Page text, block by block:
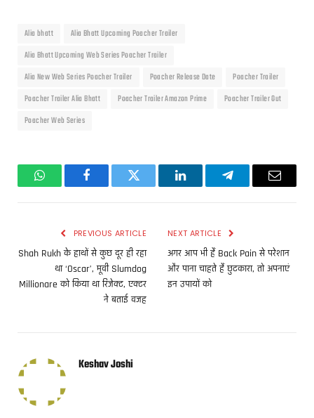
Alia bhatt
Alia Bhatt Upcoming Poacher Trailer
Alia Bhatt Upcoming Web Series Poacher Trailer
Alia New Web Series Poacher Trailer
Poacher Release Date
Poacher Trailer
Poacher Trailer Alia Bhatt
Poacher Trailer Amazon Prime
Poacher Trailer Out
Poacher Web Series
WhatsAppFacebookTwitter LinkedInTelegramEmail
PREVIOUS ARTICLE
Shah Rukh के हाथों से कुछ दूर ही रहा
था ‘Oscar’, मूवी Slumdog
Millionare को किया था रिजेक्ट, एक्टर
ने बताई वजह
NEXT ARTICLE
अगर आप भी हैं Back Pain से परेशान
और पाना चाहते हैं छुटकारा, तो अपनाएं
इन उपायों को
Keshav Joshi